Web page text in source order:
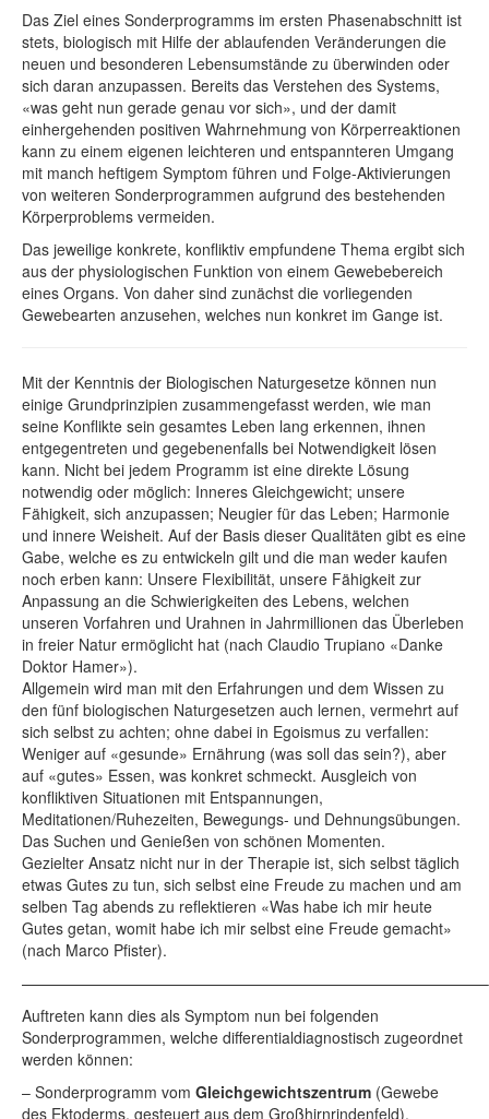
Das Ziel eines Sonderprogramms im ersten Phasenabschnitt ist
stets, biologisch mit Hilfe der ablaufenden Veränderungen die
neuen und besonderen Lebensumstände zu überwinden oder
sich daran anzupassen. Bereits das Verstehen des Systems,
«was geht nun gerade genau vor sich», und der damit
einhergehenden positiven Wahrnehmung von Körperreaktionen
kann zu einem eigenen leichteren und entspannteren Umgang
mit manch heftigem Symptom führen und Folge-Aktivierungen
von weiteren Sonderprogrammen aufgrund des bestehenden
Körperproblems vermeiden.
Das jeweilige konkrete, konfliktiv empfundene Thema ergibt sich
aus der physiologischen Funktion von einem Gewebebereich
eines Organs. Von daher sind zunächst die vorliegenden
Gewebearten anzusehen, welches nun konkret im Gange ist.
Mit der Kenntnis der Biologischen Naturgesetze können nun
einige Grundprinzipien zusammengefasst werden, wie man
seine Konflikte sein gesamtes Leben lang erkennen, ihnen
entgegentreten und gegebenenfalls bei Notwendigkeit lösen
kann. Nicht bei jedem Programm ist eine direkte Lösung
notwendig oder möglich: Inneres Gleichgewicht; unsere
Fähigkeit, sich anzupassen; Neugier für das Leben; Harmonie
und innere Weisheit. Auf der Basis dieser Qualitäten gibt es eine
Gabe, welche es zu entwickeln gilt und die man weder kaufen
noch erben kann: Unsere Flexibilität, unsere Fähigkeit zur
Anpassung an die Schwierigkeiten des Lebens, welchen
unseren Vorfahren und Urahnen in Jahrmillionen das Überleben
in freier Natur ermöglicht hat (nach Claudio Trupiano «Danke
Doktor Hamer»).
Allgemein wird man mit den Erfahrungen und dem Wissen zu
den fünf biologischen Naturgesetzen auch lernen, vermehrt auf
sich selbst zu achten; ohne dabei in Egoismus zu verfallen:
Weniger auf «gesunde» Ernährung (was soll das sein?), aber
auf «gutes» Essen, was konkret schmeckt. Ausgleich von
konfliktiven Situationen mit Entspannungen,
Meditationen/Ruhezeiten, Bewegungs- und Dehnungsübungen.
Das Suchen und Genießen von schönen Momenten.
Gezielter Ansatz nicht nur in der Therapie ist, sich selbst täglich
etwas Gutes zu tun, sich selbst eine Freude zu machen und am
selben Tag abends zu reflektieren «Was habe ich mir heute
Gutes getan, womit habe ich mir selbst eine Freude gemacht»
(nach Marco Pfister).
——————————————————————————————–
Auftreten kann dies als Symptom nun bei folgenden
Sonderprogrammen, welche differentialdiagnostisch zugeordnet
werden können:
– Sonderprogramm vom Gleichgewichtszentrum (Gewebe
des Ektoderms, gesteuert aus dem Großhirnrindenfeld).